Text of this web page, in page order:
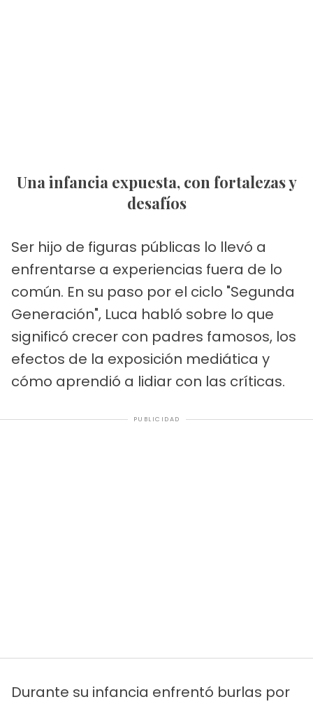
Una infancia expuesta, con fortalezas y
desafíos
Ser hijo de figuras públicas lo llevó a
enfrentarse a experiencias fuera de lo
común. En su paso por el ciclo "Segunda
Generación", Luca habló sobre lo que
significó crecer con padres famosos, los
efectos de la exposición mediática y
cómo aprendió a lidiar con las críticas.
PUBLICIDAD
Durante su infancia enfrentó burlas por